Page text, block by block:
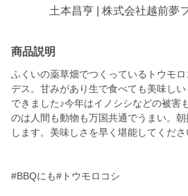
土本昌亨 | 株式会社越前夢
商品説明
ふくいの薬草畑でつくっているトウモ
デス。甘みがあり生で食べても美味し
できました♪今年はイノシシなどの被害
のは人間も動物も万国共通でうまい。
します。美味しさを早く堪能してくだ
#BBQにも#トウモロコシ